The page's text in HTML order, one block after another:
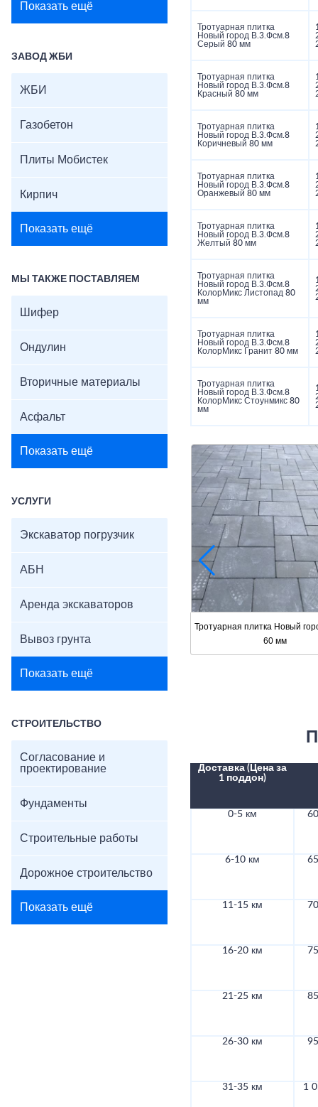
Показать ещё
ЗАВОД ЖБИ
ЖБИ
Газобетон
Плиты Мобистек
Кирпич
Показать ещё
МЫ ТАКЖЕ ПОСТАВЛЯЕМ
Шифер
Ондулин
Вторичные материалы
Асфальт
Показать ещё
УСЛУГИ
Экскаватор погрузчик
АБН
Аренда экскаваторов
Вывоз грунта
Показать ещё
СТРОИТЕЛЬСТВО
Согласование и
проектирование
Фундаменты
Строительные работы
Дорожное строительство
Показать ещё
Тротуарная плитка
Новый город В.3.Фсм.8
Серый 80 мм
Тротуарная плитка
Новый город В.3.Фсм.8
Красный 80 мм
Тротуарная плитка
Новый город В.3.Фсм.8
Коричневый 80 мм
Тротуарная плитка
Новый город В.3.Фсм.8
Оранжевый 80 мм
Тротуарная плитка
Новый город В.3.Фсм.8
Желтый 80 мм
Тротуарная плитка
Новый город В.3.Фсм.8
КолорМикс Листопад 80
мм
Тротуарная плитка
Новый город В.3.Фсм.8
КолорМикс Гранит 80 мм
Тротуарная плитка
Новый город В.3.Фсм.8
КолорМикс Стоунмикс 80
мм
Тротуарная плитка Новый
60 мм
Доставка (Цена за
1 поддон)
0-5 км
6-10 км
11-15 км
16-20 км
21-25 км
26-30 км
31-35 км 1